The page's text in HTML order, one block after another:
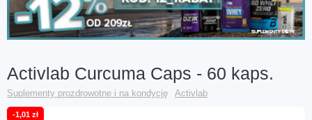
Activlab Curcuma Caps - 60 kaps.
Suplementy prozdrowotne i na kondycję Activlab
-1,01 zł